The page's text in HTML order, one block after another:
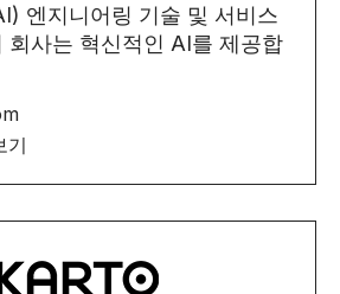
엔지니어링 기술 및 서비스
회사는 혁신적인 AI를 제공합
기